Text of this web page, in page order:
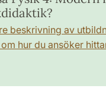
beskrivning av
hur du ansöker